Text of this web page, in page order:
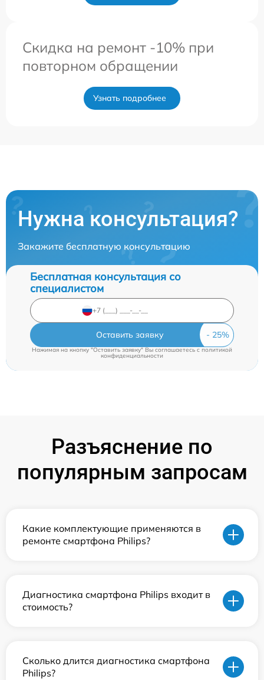
Скидка на ремонт -10% при
повторном обращении
Узнать подробнее
Нужна консультация?
Закажите бесплатную консультацию
Бесплатная консультация со
специалистом
Оставить заявку
Нажимая на кнопку "Оставить заявку" Вы соглашаетесь cполитикой
конфиденциальности
Разъяснение по
популярным запросам
Какие комплектующие применяются в
ремонте смартфона Philips?
Диагностика смартфона Philips входит в
стоимость?
Сколько длится диагностика смартфона
Philips?